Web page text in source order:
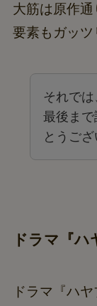
大筋は原作
要素もガッツ
それでは
最後ま
とうござ
ドラマ『
ドラマ『ハ